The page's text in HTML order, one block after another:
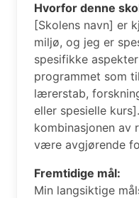
Hvorfor denne
[Skolens navn] er
miljø, og jeg er
spesifikke
programmet som
lærerstab,
eller spesielle
kombinasjonen av
være avgjørende
Fremtidige mål:
Min langsiktige